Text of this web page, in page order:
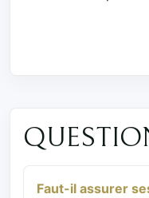
Faut-il assurer